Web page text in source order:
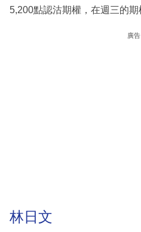
5,200點認沽期權，在週三的期
廣告
林日文